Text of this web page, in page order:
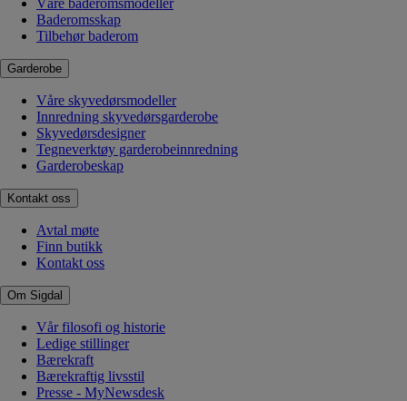
Våre baderomsmodeller
Baderomsskap
Tilbehør baderom
Garderobe
Våre skyvedørsmodeller
Innredning skyvedørsgarderobe
Skyvedørsdesigner
Tegneverktøy garderobeinnredning
Garderobeskap
Kontakt oss
Avtal møte
Finn butikk
Kontakt oss
Om Sigdal
Vår filosofi og historie
Ledige stillinger
Bærekraft
Bærekraftig livsstil
Presse - MyNewsdesk